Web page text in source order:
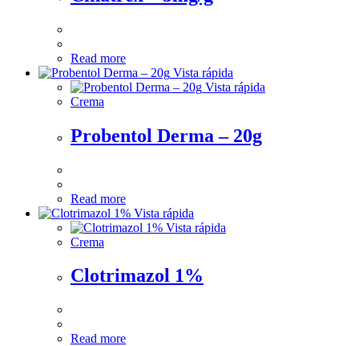
Read more
Vista rápida
Vista rápida
Crema
Probentol Derma – 20g
Read more
Vista rápida
Vista rápida
Crema
Clotrimazol 1%
Read more